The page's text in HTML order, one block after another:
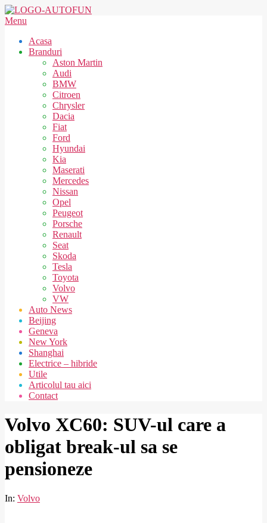
Skip
to
AUTOFUN
Secondary
Menu
Menu
Acasa
Branduri
Aston Martin
Audi
BMW
Citroen
Chrysler
Dacia
Fiat
Ford
Hyundai
Kia
Maserati
Mercedes
Nissan
Opel
Peugeot
Porsche
Renault
Seat
Skoda
Tesla
Toyota
Volvo
VW
Auto News
Beijing
Geneva
New York
Shanghai
Electrice – hibride
Utile
Articolul tau aici
Contact
Volvo XC60: SUV-ul care a
obligat break-ul sa se
pensioneze
In: Volvo